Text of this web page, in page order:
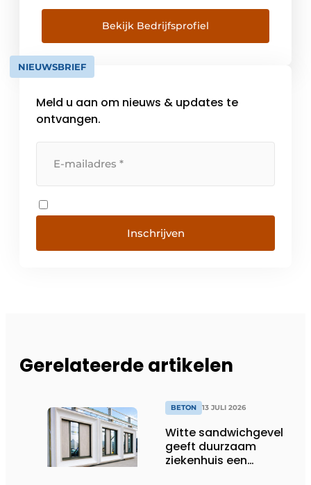
Attema staat een sterk en gemotiveerd
team van goed opgeleide professionals.
Mensen die elkaar stimuleren om hun
grenzen te blijven verleggen en alle ruimte
krijgen om zichzelf te ontwikkelen. Altijd […]
Bekijk Bedrijfsprofiel
NIEUWSBRIEF
Meld u aan om nieuws & updates te
ontvangen.
Inschrijven
Gerelateerde artikelen
BETON 13 JULI 2026
Witte sandwichgevel
geeft duurzaam
ziekenhuis een